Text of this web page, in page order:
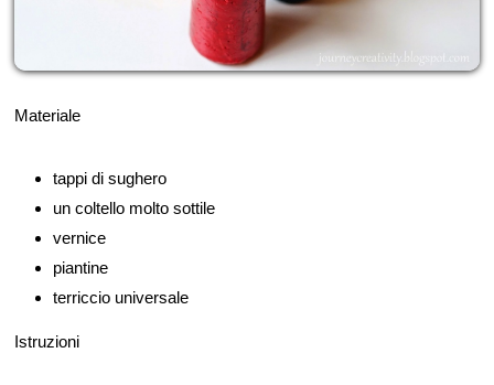
Materiale
tappi di sughero
un coltello molto sottile
vernice
piantine
terriccio universale
Istruzioni